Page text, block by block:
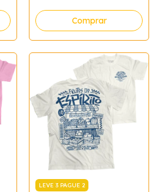
Comprar
LEVE 3 PAGUE 2